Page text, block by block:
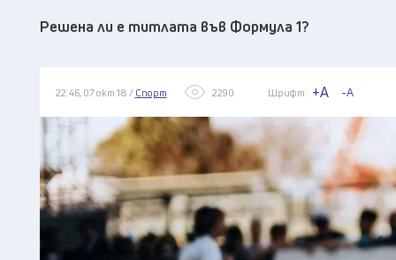
Решена ли е титлата във Формула 1?
22:46, 07 окт 18 / Спорт 2290 Шрифт: +A -A